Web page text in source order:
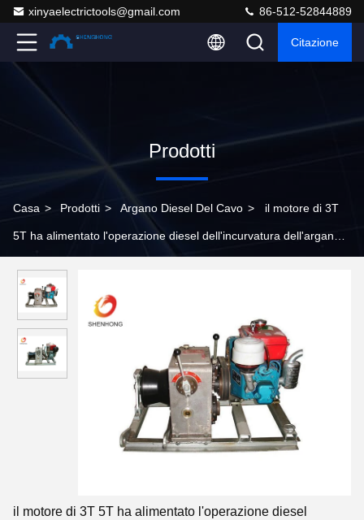
xinyaelectrictools@gmail.com 86-512-52844889
Citazione
Prodotti
Casa > Prodotti > Argano Diesel Del Cavo > il motore di 3T
5T ha alimentato l'operazione diesel dell'incurvatura dell'argano
il motore di 3T 5T ha alimentato l'operazione diesel